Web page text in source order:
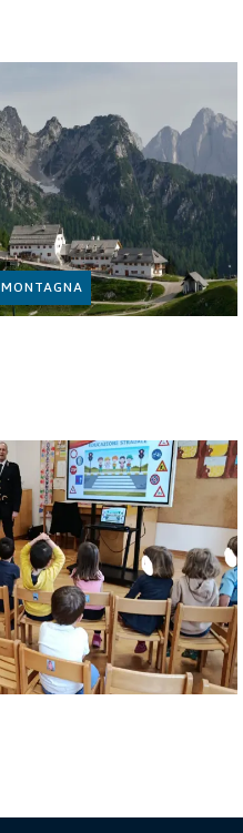
MONTAGNA